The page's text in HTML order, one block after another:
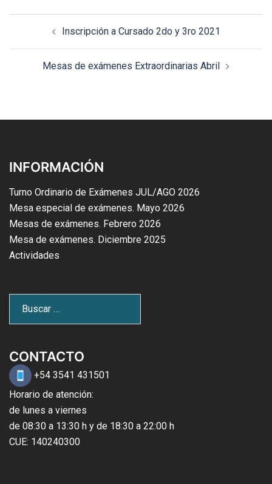
Inscripción a Cursado 2do y 3ro 2021
Mesas de exámenes Extraordinarias Abril
INFORMACIÓN
Turno Ordinario de Exámenes JUL/AGO 2026
Mesa especial de exámenes. Mayo 2026
Mesas de exámenes. Febrero 2026
Mesa de exámenes. Diciembre 2025
Actividades
CONTACTO
+54 3541 431501
Horario de atención:
de lunes a viernes
de 08:30 a 13:30 h y de 18:30 a 22:00 h
CUE: 140240300